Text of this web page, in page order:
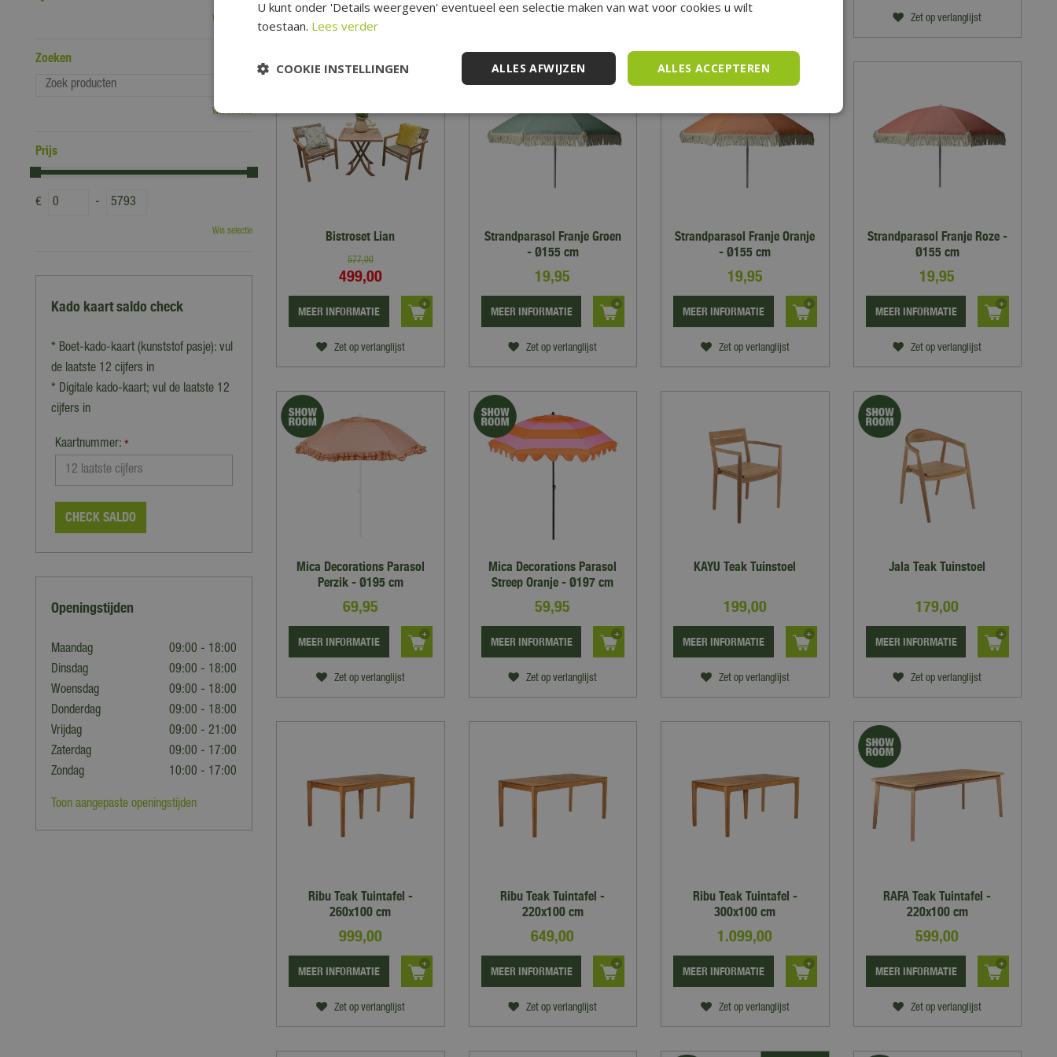
Zet op verlanglijst Zet op verlanglijst
Bistroset Lian
577,00
499,00
Zet op verlanglijst
MEER INFORMATIE
Strandparasol Franje Groen
- Ø155 cm
19,95
Zet op verlanglijst
MEER INFORMATIE
Strandparasol Franje Oranje
- Ø155 cm
19,95
Zet op verlanglijst
MEER INFORMATIE
Strandparasol Franje Roze -
Ø155 cm
19,95
Zet op verlanglijst
MEER INFORMATIE
Mica Decorations Parasol
Perzik - Ø195 cm
69,95
Zet op verlanglijst
MEER INFORMATIE
Mica Decorations Parasol
Streep Oranje - Ø197 cm
59,95
Zet op verlanglijst
MEER INFORMATIE
KAYU Teak Tuinstoel
199,00
Zet op verlanglijst
MEER INFORMATIE
Jala Teak Tuinstoel
179,00
Zet op verlanglijst
MEER INFORMATIE
Ribu Teak Tuintafel -
260x100 cm
999,00
Zet op verlanglijst
MEER INFORMATIE
Ribu Teak Tuintafel -
220x100 cm
649,00
Zet op verlanglijst
MEER INFORMATIE
Ribu Teak Tuintafel -
300x100 cm
1.099,00
Zet op verlanglijst
MEER INFORMATIE
RAFA Teak Tuintafel -
220x100 cm
599,00
Zet op verlanglijst
MEER INFORMATIE
Wis selectie
Zoeken
Wis selectie
Prijs
€ -
Wis selectie
Kado kaart saldo check
* Boet-kado-kaart (kunststof pasje): vul
de laatste 12 cijfers in
* Digitale kado-kaart; vul de laatste 12
cijfers in
Kaartnummer: *
CHECK SALDO
Openingstijden
Maandag
09:00 - 18:00
Dinsdag
09:00 - 18:00
Woensdag
09:00 - 18:00
Donderdag
09:00 - 18:00
Vrijdag
09:00 - 21:00
Zaterdag
09:00 - 17:00
Zondag
10:00 - 17:00
Toon aangepaste openingstijden
U kunt onder 'Details weergeven' eventueel een selectie maken van wat voor cookies u wilt
toestaan. Lees verder
ALLES ACCEPTEREN
ALLES AFWIJZEN
COOKIE INSTELLINGEN